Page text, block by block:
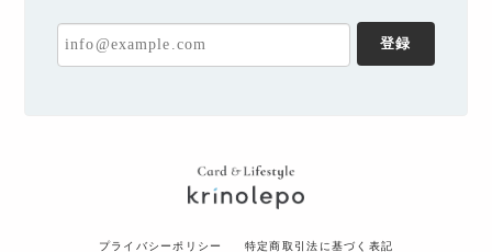
登録
プライバシーポリシー 特定商取引法に基づく表記